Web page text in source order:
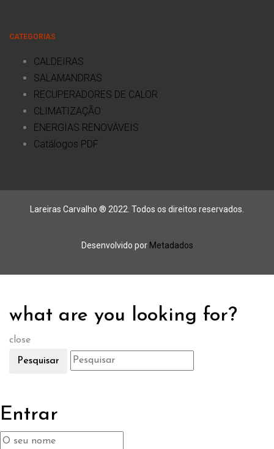
CATEGORIAS
CALDEIRAS
SALAMANDRAS
RECUPERADORES DE CALOR
CLIMATIZAÇÃO
ENERGIAS RENOVÁVEIS
Catálogos PDF
Lareiras Carvalho ® 2022. Todos os direitos reservados.
Desenvolvido por Metadados
what are you looking for?
close
Pesquisar
Entrar